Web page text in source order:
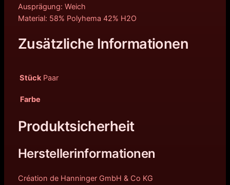
Ausprägung: Weich
Material: 58% Polyhema 42% H2O
Zusätzliche Informationen
Stück Paar
Farbe
Produktsicherheit
Herstellerinformationen
Création de Hanninger GmbH & Co KG